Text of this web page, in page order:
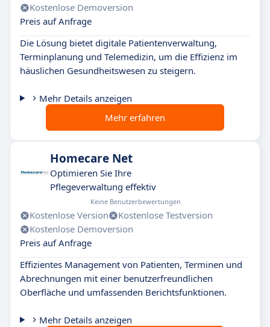
Kostenlose Demoversion
Preis auf Anfrage
Die Lösung bietet digitale Patientenverwaltung,
Terminplanung und Telemedizin, um die Effizienz im
häuslichen Gesundheitswesen zu steigern.
Mehr Details anzeigen
Mehr erfahren
Homecare Net
Optimieren Sie Ihre
Pflegeverwaltung effektiv
Keine Benutzerbewertungen
Kostenlose Version
Kostenlose Testversion
Kostenlose Demoversion
Preis auf Anfrage
Effizientes Management von Patienten, Terminen und
Abrechnungen mit einer benutzerfreundlichen
Oberfläche und umfassenden Berichtsfunktionen.
Mehr Details anzeigen